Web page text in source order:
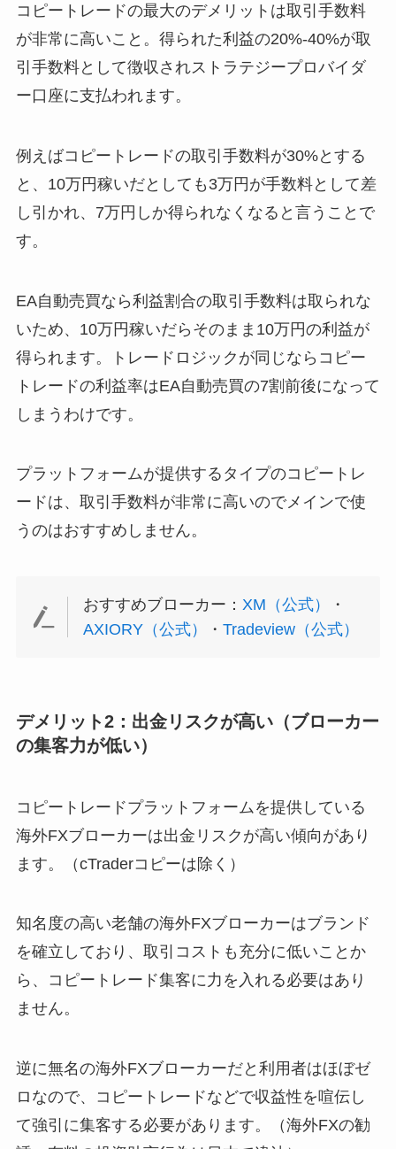
コピートレードの最大のデメリットは取引手数料
が非常に高いこと。得られた利益の20%-40%が取
引手数料として徴収されストラテジープロバイダ
ー口座に支払われます。
例えばコピートレードの取引手数料が30%とする
と、10万円稼いだとしても3万円が手数料として差
し引かれ、7万円しか得られなくなると言うことで
す。
EA自動売買なら利益割合の取引手数料は取られな
いため、10万円稼いだらそのまま10万円の利益が
得られます。トレードロジックが同じならコピー
トレードの利益率はEA自動売買の7割前後になって
しまうわけです。
プラットフォームが提供するタイプのコピートレ
ードは、取引手数料が非常に高いのでメインで使
うのはおすすめしません。
おすすめブローカー：XM（公式）
・
AXIORY（公式）
・Tradeview（公式）
デメリット2：出金リスクが高い（ブローカー
の集客力が低い）
コピートレードプラットフォームを提供している
海外FXブローカーは出金リスクが高い傾向があり
ます。（cTraderコピーは除く）
知名度の高い老舗の海外FXブローカーはブランド
を確立しており、取引コストも充分に低いことか
ら、コピートレード集客に力を入れる必要はあり
ません。
逆に無名の海外FXブローカーだと利用者はほぼゼ
ロなので、コピートレードなどで収益性を喧伝し
て強引に集客する必要があります。（海外FXの勧